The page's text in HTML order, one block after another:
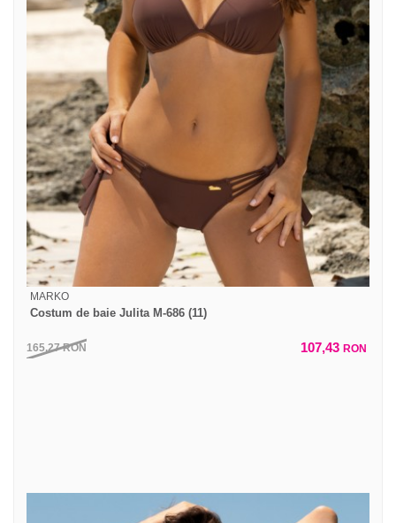
MARKO
Costum de baie Julita M-686 (11)
165,27RON 107,43 RON